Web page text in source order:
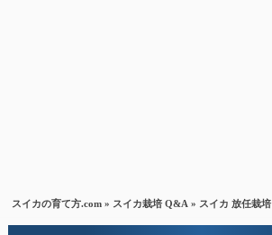
スイカの育て方.com » スイカ栽培 Q&A » スイカ 放任栽培